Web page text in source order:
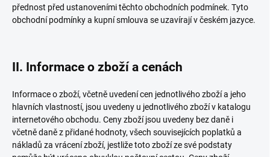
přednost před ustanoveními těchto obchodních podmínek. Tyto
obchodní podmínky a kupní smlouva se uzavírají v českém jazyce.
II. Informace o zboží a cenách
Informace o zboží, včetně uvedení cen jednotlivého zboží a jeho
hlavních vlastností, jsou uvedeny u jednotlivého zboží v katalogu
internetového obchodu. Ceny zboží jsou uvedeny bez daně i
včetně daně z přidané hodnoty, všech souvisejících poplatků a
nákladů za vrácení zboží, jestliže toto zboží ze své podstaty